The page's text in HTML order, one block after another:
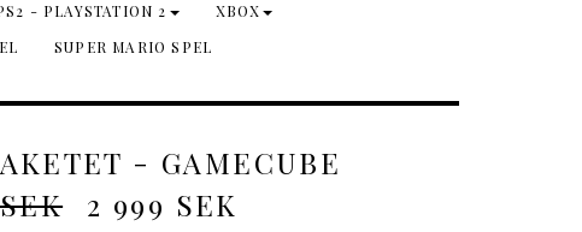
- PLAYSTATION 2
XBOX
SUPER MARIO SPEL
- GAMECUBE
2 999 SEK